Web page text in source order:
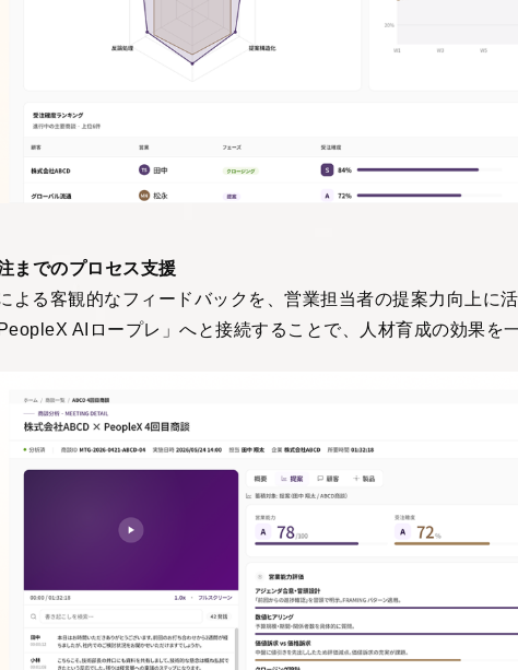
までのプロセス支援
よる客観的なフィードバックを、営業担当者の提案力向上に
PeopleX AIロープレ」へと接続することで、人材育成の効果を